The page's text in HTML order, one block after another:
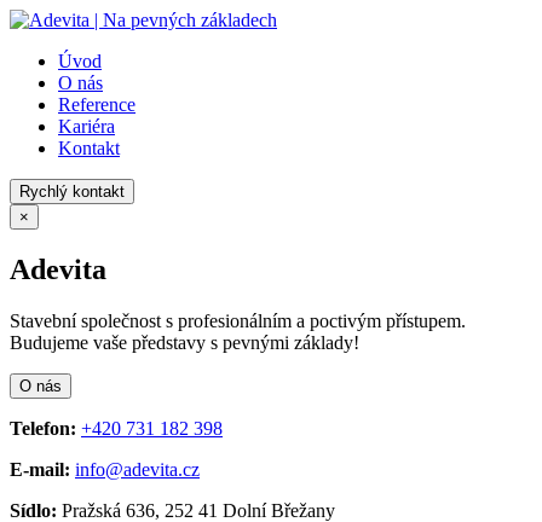
Úvod
O nás
Reference
Kariéra
Kontakt
Rychlý kontakt
×
Adevita
Stavební společnost s profesionálním a poctivým přístupem.
Budujeme vaše představy s pevnými základy!
O nás
Telefon: +420 731 182 398
E-mail: info@adevita.cz
Sídlo: Pražská 636, 252 41 Dolní Břežany